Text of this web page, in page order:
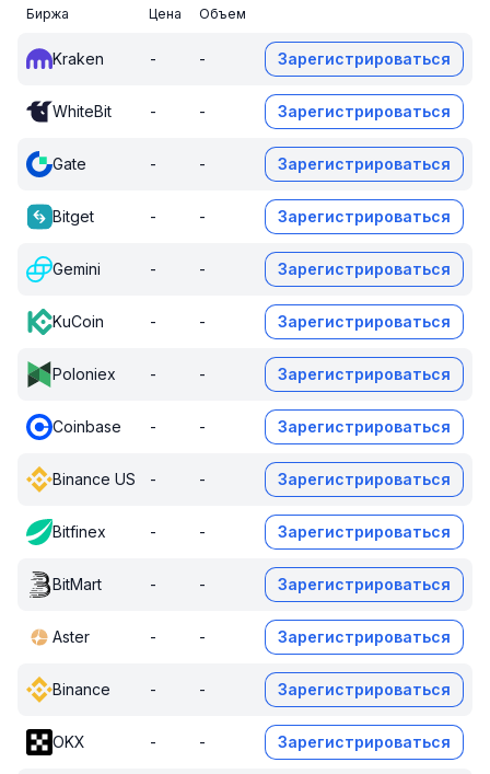
Биржа Цена Объем
Kraken - - Зарегистрироваться
WhiteBit - - Зарегистрироваться
Gate - - Зарегистрироваться
Bitget - - Зарегистрироваться
Gemini - - Зарегистрироваться
KuCoin - - Зарегистрироваться
Poloniex - - Зарегистрироваться
Coinbase - - Зарегистрироваться
Binance US - - Зарегистрироваться
Bitfinex - - Зарегистрироваться
BitMart - - Зарегистрироваться
Aster - - Зарегистрироваться
Binance - - Зарегистрироваться
OKX - - Зарегистрироваться